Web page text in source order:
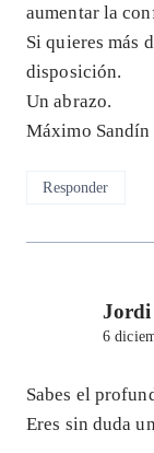
aumentar la
Si quieres más
disposición.
Un abrazo.
Máximo Sandín
Responder
Jordi
6
Sabes el
Eres sin duda